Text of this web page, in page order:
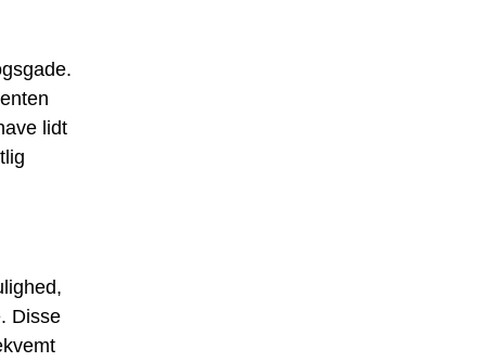
lidt
Disse